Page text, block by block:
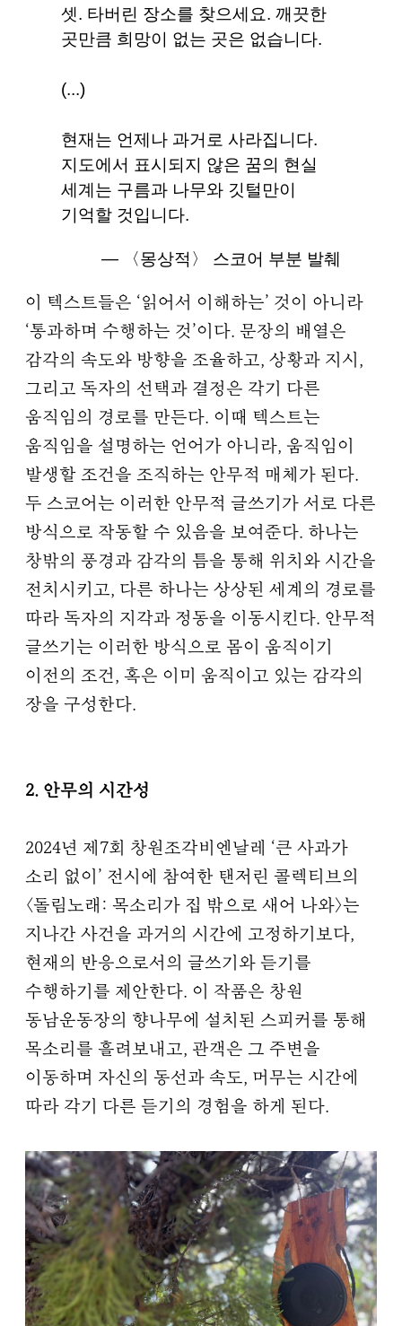
셋. 타버린 장소를 찾으세요. 깨끗한
곳만큼 희망이 없는 곳은 없습니다.
(...)
현재는 언제나 과거로 사라집니다.
지도에서 표시되지 않은 꿈의 현실
세계는 구름과 나무와 깃털만이
기억할 것입니다.
― 〈몽상적〉 스코어 부분 발췌
이 텍스트들은 ‘읽어서 이해하는’ 것이 아니라
‘통과하며 수행하는 것’이다. 문장의 배열은
감각의 속도와 방향을 조율하고, 상황과 지시,
그리고 독자의 선택과 결정은 각기 다른
움직임의 경로를 만든다. 이때 텍스트는
움직임을 설명하는 언어가 아니라, 움직임이
발생할 조건을 조직하는 안무적 매체가 된다.
두 스코어는 이러한 안무적 글쓰기가 서로 다른
방식으로 작동할 수 있음을 보여준다. 하나는
창밖의 풍경과 감각의 틈을 통해 위치와 시간을
전치시키고, 다른 하나는 상상된 세계의 경로를
따라 독자의 지각과 정동을 이동시킨다. 안무적
글쓰기는 이러한 방식으로 몸이 움직이기
이전의 조건, 혹은 이미 움직이고 있는 감각의
장을 구성한다.
2. 안무의 시간성
2024년 제7회 창원조각비엔날레 ‘큰 사과가
소리 없이’ 전시에 참여한 탠저린 콜렉티브의
〈돌림노래: 목소리가 집 밖으로 새어 나와〉는
지나간 사건을 과거의 시간에 고정하기보다,
현재의 반응으로서의 글쓰기와 듣기를
수행하기를 제안한다. 이 작품은 창원
동남운동장의 향나무에 설치된 스피커를 통해
목소리를 흘려보내고, 관객은 그 주변을
이동하며 자신의 동선과 속도, 머무는 시간에
따라 각기 다른 듣기의 경험을 하게 된다.